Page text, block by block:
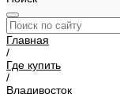
Главная
/
Где купить
/
Владивосток